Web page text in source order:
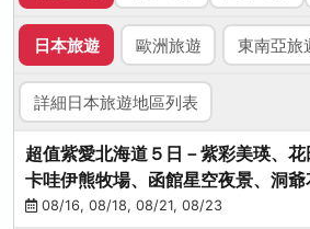
日本旅遊 歐洲旅遊 東南亞旅
詳細日本旅遊地區列表
超值紫愛北海道５日－紫彩美瑛、花
卡哇伊熊牧場、函館星空夜景、洞
酒暢飲
08/16, 08/18, 08/21, 08/23